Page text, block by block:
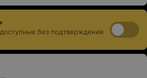
доступные без подтверждения